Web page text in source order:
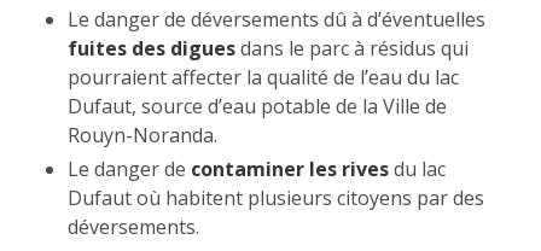
Le danger de déversements dû à d’éventuelles
fuites des diguesdans le parc à résidus qui
pourraient affecter la qualité de l’eau du lac
Dufaut, source d’eau potable de la Ville de
Rouyn-Noranda.
Le danger de contaminer les rivesdu lac
Dufaut où habitent plusieurs citoyens par des
déversements.